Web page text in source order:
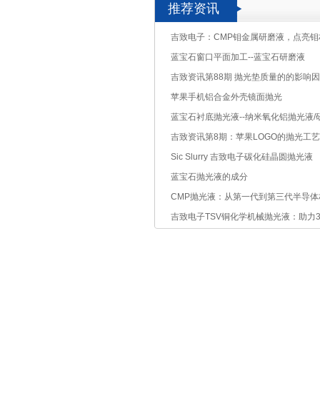
推荐资讯
吉致电子：CMP钼金属研磨液，点亮
蓝宝石窗口平面加工--蓝宝石研磨液
吉致资讯第88期 抛光垫质量的的影响
苹果手机铝合金外壳镜面抛光
蓝宝石衬底抛光液--纳米氧化铝抛光液/
吉致资讯第8期：苹果LOGO的抛光工
Sic Slurry 吉致电子碳化硅晶圆抛光液
蓝宝石抛光液的成分
CMP抛光液：从第一代到第三代半导
抛光利器
吉致电子TSV铜化学机械抛光液：助力